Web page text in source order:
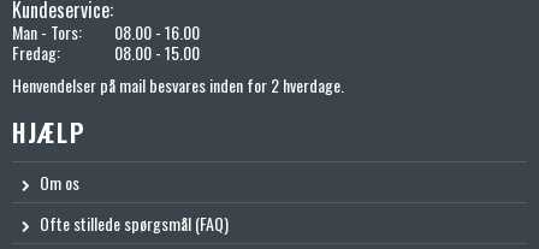
Kundeservice:
Man - Tors:
08.00 - 16.00
Fredag:
08.00 - 15.00
Henvendelser på mail besvares inden for 2 hverdage.
HJÆLP
Om os
Ofte stillede spørgsmål (FAQ)